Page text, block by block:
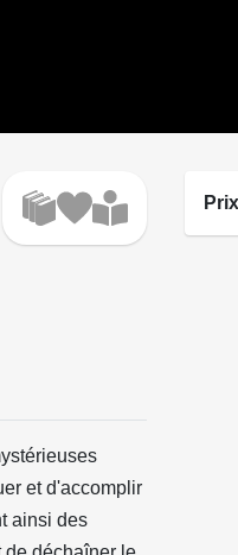
et d'accomplir
ainsi des